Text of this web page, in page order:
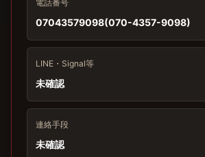
電話番号
07043579098(070-4357-9098)
LINE・Signal等
未確認
連絡手段
未確認